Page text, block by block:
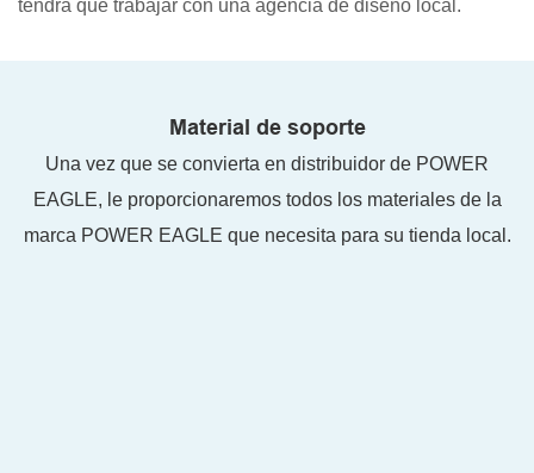
tendrá que trabajar con una agencia de diseño local.
Material de soporte
Una vez que se convierta en distribuidor de POWER
EAGLE, le proporcionaremos todos los materiales de la
marca POWER EAGLE que necesita para su tienda local.